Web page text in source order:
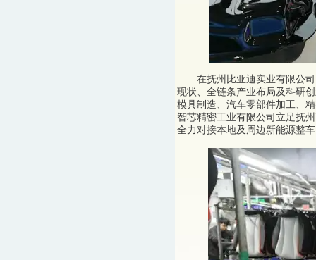
在抚州比亚迪实业有限公司
现状、全链条产业布局及科研
模具制造、汽车零部件加工、
智芯精密工业有限公司立足抚
全力对接本地及周边新能源整